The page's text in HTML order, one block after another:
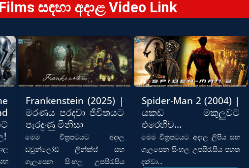
සඳහා අදාළ Video Link
Frankenstein (2025) |
මරණය පරදවා ජිවිතයට
පැරදුණු මිනිසා
මෙම චිත්‍රපටයට අදාල
ඩවුන්ලෝඩ් ලින්ක්ස් සහ
ගැලපෙන සිංහල උපසිරැසිය
Spider-Man 2 (2004) |
යකඩ මකුලුවට
එරෙහිව…
මෙම චිත්‍රපටයට අදාල ලිපිය සහ
ගැලපෙන සිංහල උපසිරැසිය පහත
දක්වා...